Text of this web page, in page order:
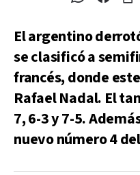
El argentino
se clasificó a
francés, donde
Rafael Nadal. El
7, 6-3 y 7-5.
nuevo número 4